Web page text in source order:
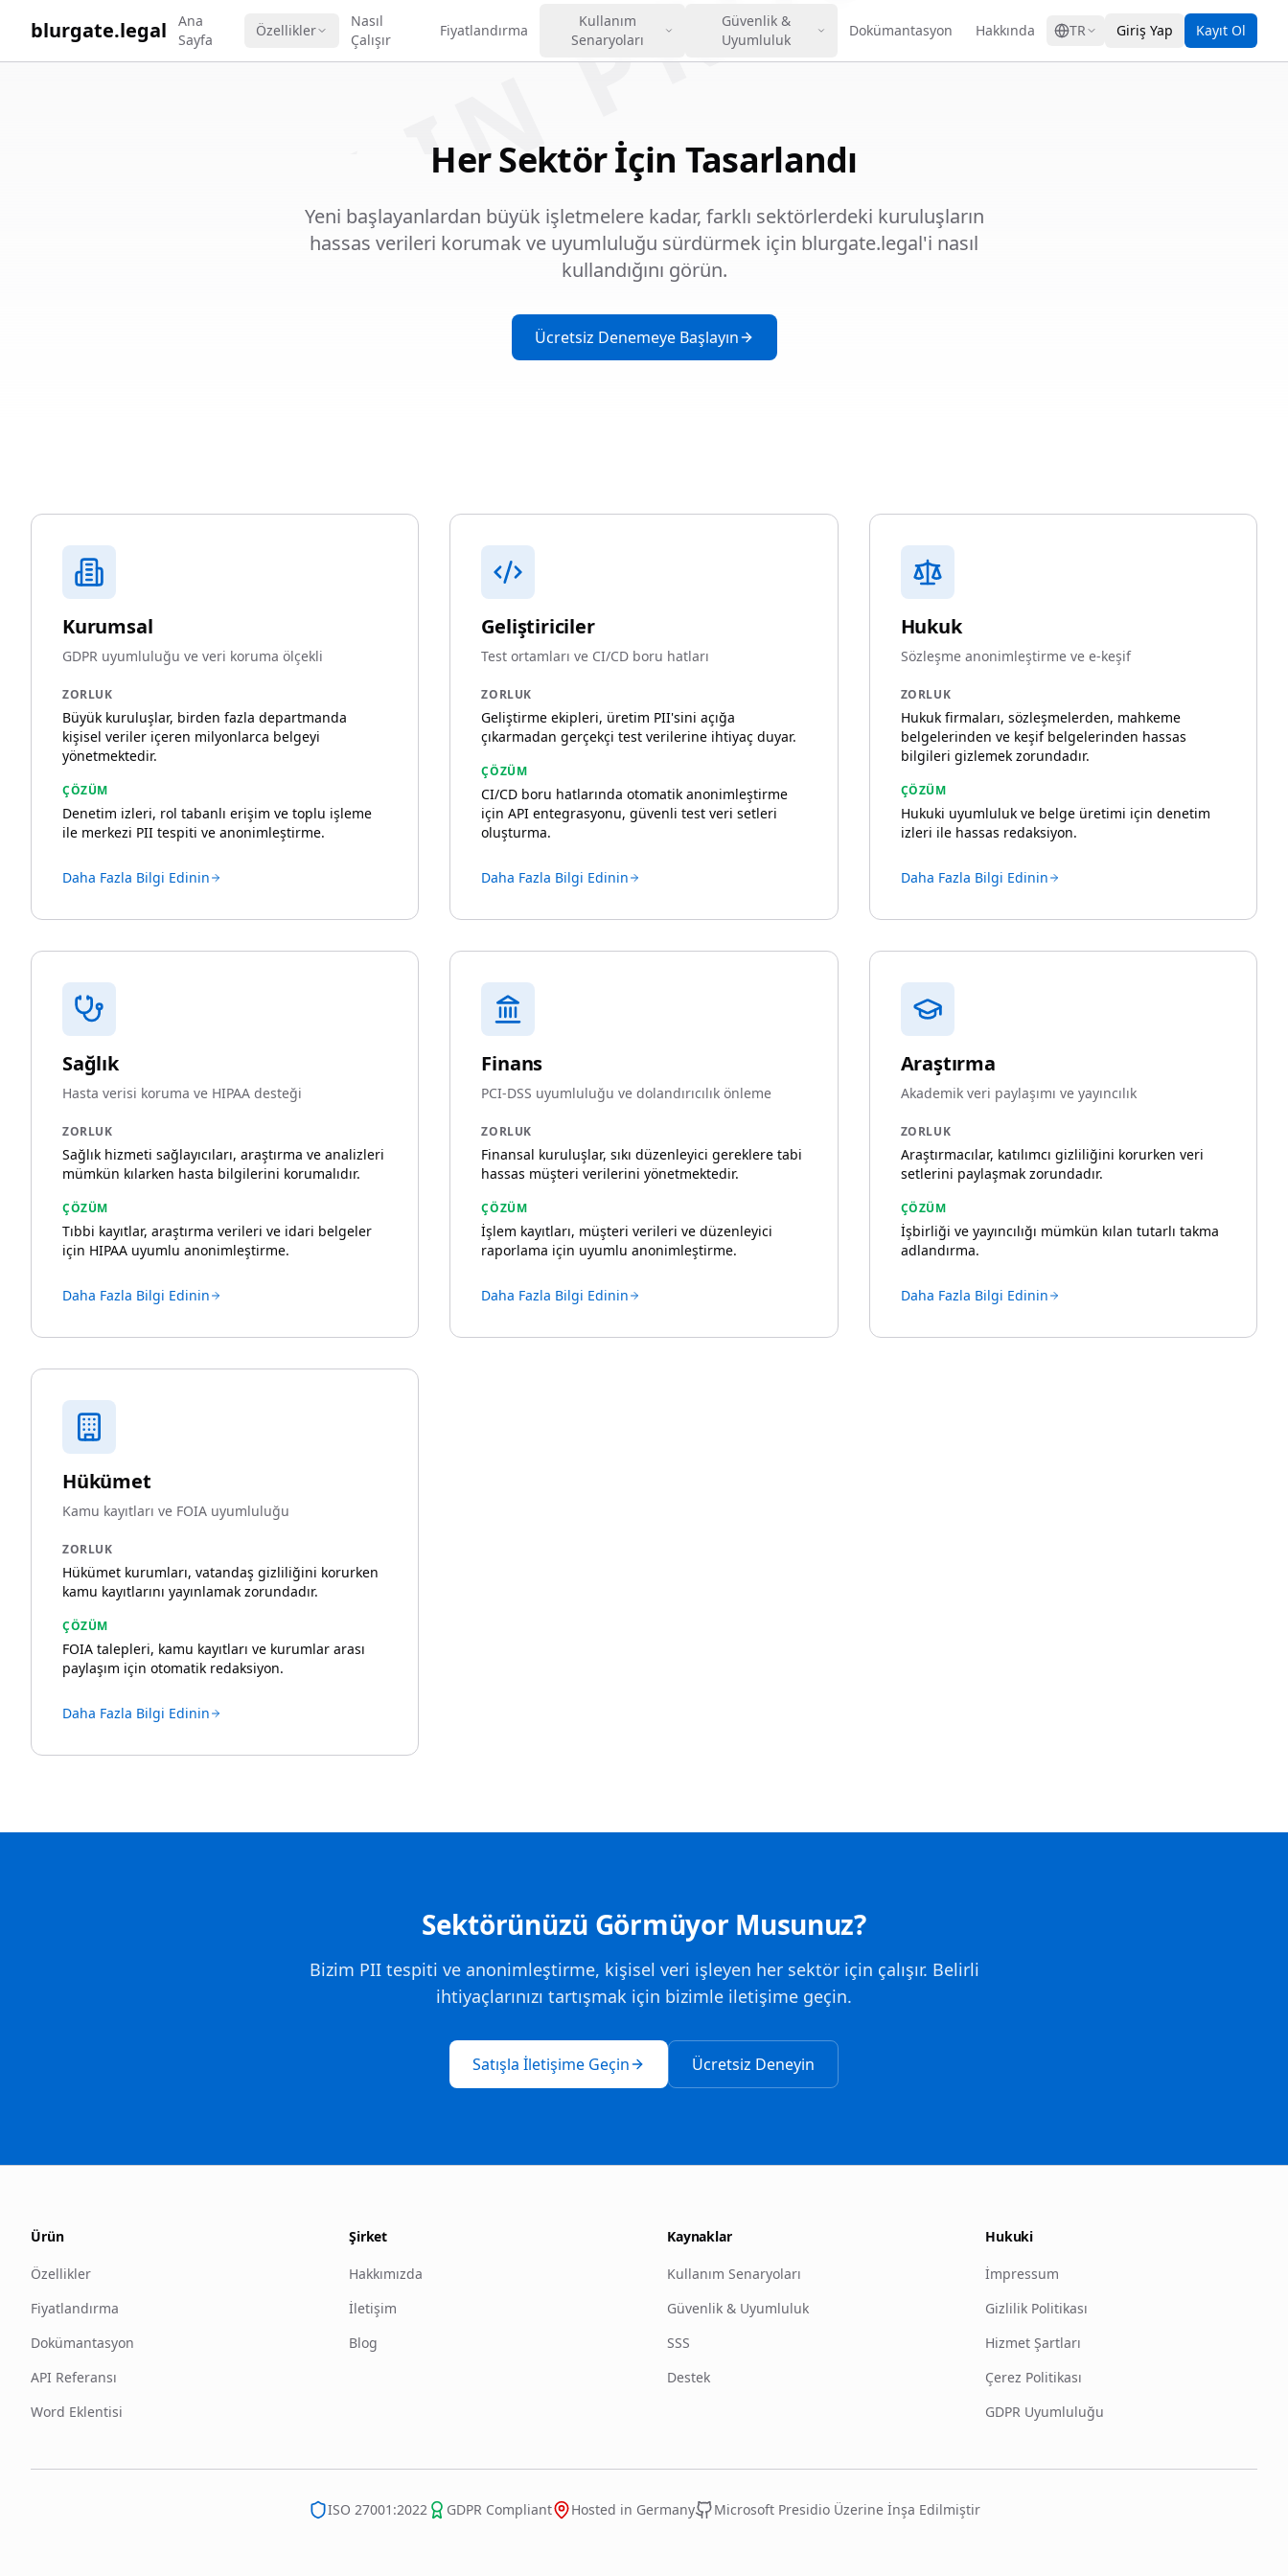
blurgate.legal
Ana
Sayfa
Özellikler
Nasıl
Çalışır
Fiyatlandırma
Kullanım
Senaryoları
Güvenlik &
Uyumluluk
Dokümantasyon Hakkında TR Giriş Yap Kayıt Ol
Her Sektör İçin Tasarlandı
Yeni başlayanlardan büyük işletmelere kadar, farklı sektörlerdeki kuruluşların
hassas verileri korumak ve uyumluluğu sürdürmek için blurgate.legal'i nasıl
kullandığını görün.
Ücretsiz Denemeye Başlayın
Kurumsal
GDPR uyumluluğu ve veri koruma ölçekli
ZORLUK
Büyük kuruluşlar, birden fazla departmanda
kişisel veriler içeren milyonlarca belgeyi
yönetmektedir.
ÇÖZÜM
Denetim izleri, rol tabanlı erişim ve toplu işleme
ile merkezi PII tespiti ve anonimleştirme.
Daha Fazla Bilgi Edinin
Geliştiriciler
Test ortamları ve CI/CD boru hatları
ZORLUK
Geliştirme ekipleri, üretim PII'sini açığa
çıkarmadan gerçekçi test verilerine ihtiyaç duyar.
ÇÖZÜM
CI/CD boru hatlarında otomatik anonimleştirme
için API entegrasyonu, güvenli test veri setleri
oluşturma.
Daha Fazla Bilgi Edinin
Hukuk
Sözleşme anonimleştirme ve e-keşif
ZORLUK
Hukuk firmaları, sözleşmelerden, mahkeme
belgelerinden ve keşif belgelerinden hassas
bilgileri gizlemek zorundadır.
ÇÖZÜM
Hukuki uyumluluk ve belge üretimi için denetim
izleri ile hassas redaksiyon.
Daha Fazla Bilgi Edinin
Sağlık
Hasta verisi koruma ve HIPAA desteği
ZORLUK
Sağlık hizmeti sağlayıcıları, araştırma ve analizleri
mümkün kılarken hasta bilgilerini korumalıdır.
ÇÖZÜM
Tıbbi kayıtlar, araştırma verileri ve idari belgeler
için HIPAA uyumlu anonimleştirme.
Daha Fazla Bilgi Edinin
Finans
PCI-DSS uyumluluğu ve dolandırıcılık önleme
ZORLUK
Finansal kuruluşlar, sıkı düzenleyici gereklere tabi
hassas müşteri verilerini yönetmektedir.
ÇÖZÜM
İşlem kayıtları, müşteri verileri ve düzenleyici
raporlama için uyumlu anonimleştirme.
Daha Fazla Bilgi Edinin
Araştırma
Akademik veri paylaşımı ve yayıncılık
ZORLUK
Araştırmacılar, katılımcı gizliliğini korurken veri
setlerini paylaşmak zorundadır.
ÇÖZÜM
İşbirliği ve yayıncılığı mümkün kılan tutarlı takma
adlandırma.
Daha Fazla Bilgi Edinin
Hükümet
Kamu kayıtları ve FOIA uyumluluğu
ZORLUK
Hükümet kurumları, vatandaş gizliliğini korurken
kamu kayıtlarını yayınlamak zorundadır.
ÇÖZÜM
FOIA talepleri, kamu kayıtları ve kurumlar arası
paylaşım için otomatik redaksiyon.
Daha Fazla Bilgi Edinin
Sektörünüzü Görmüyor Musunuz?
Bizim PII tespiti ve anonimleştirme, kişisel veri işleyen her sektör için çalışır. Belirli
ihtiyaçlarınızı tartışmak için bizimle iletişime geçin.
Satışla İletişime Geçin Ücretsiz Deneyin
Ürün
Özellikler
Fiyatlandırma
Dokümantasyon
API Referansı
Word Eklentisi
Şirket
Hakkımızda
İletişim
Blog
Kaynaklar
Kullanım Senaryoları
Güvenlik & Uyumluluk
SSS
Destek
Hukuki
İmpressum
Gizlilik Politikası
Hizmet Şartları
Çerez Politikası
GDPR Uyumluluğu
ISO 27001:2022 GDPR Compliant Hosted in Germany Microsoft Presidio Üzerine İnşa Edilmiştir